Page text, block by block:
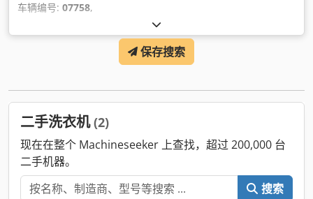
车辆编号: 07758,
保存搜索
二手洗衣机(2)
现在在整个 Machineseeker 上查找，超过 200,000 台
二手机器。
搜索